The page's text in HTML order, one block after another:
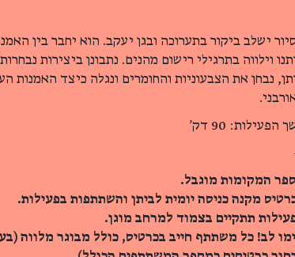
ישלב ביקור בתערוכה ובגן יעקב. הוא יחבר בין
וילווה בתרגילי רישום מהנים. נתבונן ביצירות
נבחן את הצבעוניות והחומרים ונגלה כיצד האמנות
הפעילות: 90 דק'
המקומות מוגבל.
מקנה כניסה יומית לביתן והשתתפות בפעילות.
תתקיים בצמוד למרחב מוגן.
לב! כל משתתף חייב בכרטיס, כולל מבוגר מלווה